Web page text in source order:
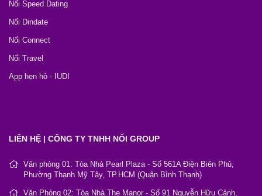
Nối Speed Dating
Nối Dindate
Nối Connect
Nối Travel
App hẹn hò - IUDI
LIÊN HỆ | CÔNG TY TNHH NỐI GROUP
Văn phòng 01: Tòa Nhà Pearl Plaza - Số 561A Điện Biên Phủ,
Phường Thạnh Mỹ Tây, TP.HCM (Quận Bình Thạnh)
Văn Phòng 02: Tòa Nhà The Manor - Số 91 Nguyễn Hữu Cảnh,